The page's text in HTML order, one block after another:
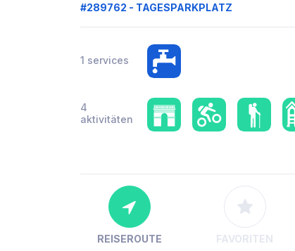
#289762 - TAGESPARKPLATZ
1 services
4
aktivitäten
REISEROUTE FAVORITEN